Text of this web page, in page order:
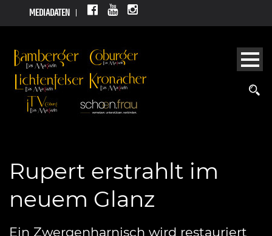
MEDIADATEN
Rupert erstrahlt im
neuem Glanz
Ein Zwergenharnisch wird restauriert